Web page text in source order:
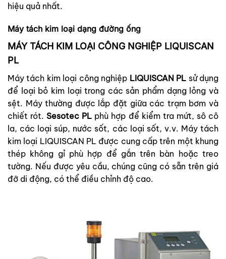
hiệu quả nhất.
Máy tách kim loại dạng đường ống
MÁY TÁCH KIM LOẠI CÔNG NGHIỆP LIQUISCAN
PL
Máy tách kim loại công nghiệp LIQUISCAN PL sử dụng
để loại bỏ kim loại trong các sản phẩm dạng lỏng và
sệt. Máy thường được lắp đặt giữa các trạm bơm và
chiết rót. Sesotec PL phù hợp để kiểm tra mứt, sô cô
la, các loại súp, nước sốt, các loại sốt, v.v. Máy tách
kim loại LIQUISCAN PL được cung cấp trên một khung
thép không gỉ phù hợp để gắn trên bàn hoặc treo
tường. Nếu được yêu cầu, chúng cũng có sẵn trên giá
đỡ di động, có thể điều chỉnh độ cao.